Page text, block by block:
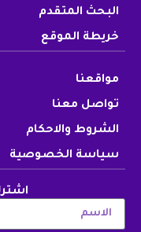
البحث المتقدم
خريطة الموقع
مواقعنا
تواصل معنا
الشروط والاحكام
سياسة الخصوصية